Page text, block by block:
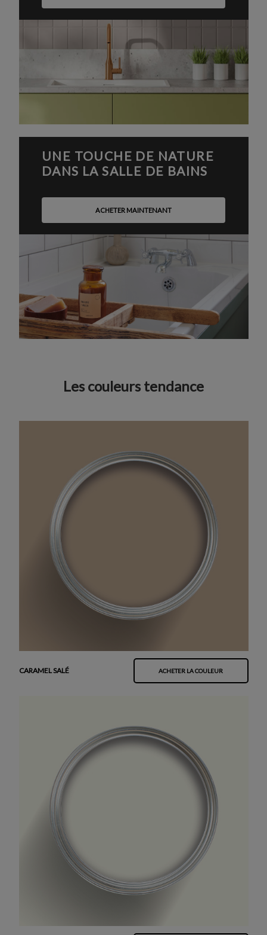
UNE TOUCHE DE NATURE
DANS LA SALLE DE BAINS
ACHETER MAINTENANT
Les couleurs tendance
CARAMEL SALÉ ACHETER LA COULEUR